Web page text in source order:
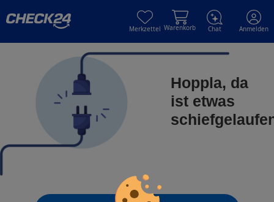
Merkzettel Warenkorb Chat Anmelden
Hoppla, da
ist etwas